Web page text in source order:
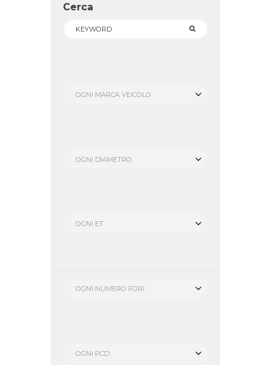
Cerca
OGNI MARCA VEICOLO
OGNI DIAMETRO
OGNI ET
OGNI NUMERO FORI
OGNI PCD